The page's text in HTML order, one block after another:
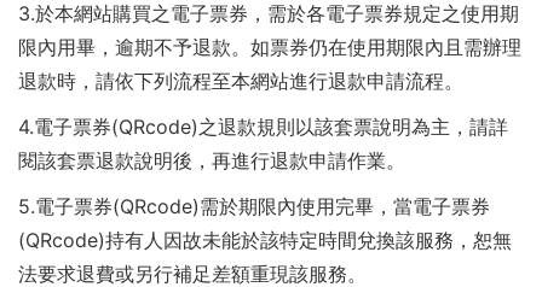
遊
服
務
平
台
3.於本網站購買之電子票券，需於各電子票券規定之使用期
限內用畢，逾期不予退款。如票券仍在使用期限內且需辦理
退款時，請依下列流程至本網站進行退款申請流程。
4.電子票券(QRcode)之退款規則以該套票說明為主，請詳
閱該套票退款說明後，再進行退款申請作業。
5.電子票券(QRcode)需於期限內使用完畢，當電子票券
(QRcode)持有人因故未能於該特定時間兌換該服務，恕無
法要求退費或另行補足差額重現該服務。